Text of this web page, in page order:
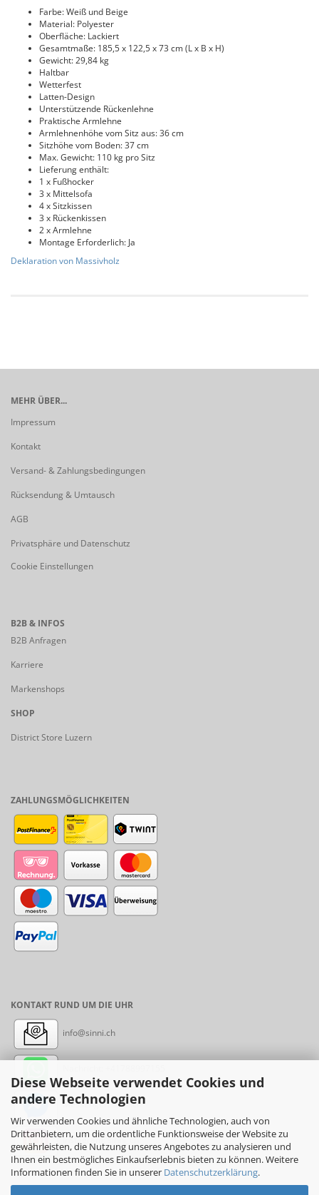
Diese Webseite verwendet Cookies und
andere Technologien
Wir verwenden Cookies und ähnliche Technologien, auch von
Drittanbietern, um die ordentliche Funktionsweise der Website zu
gewährleisten, die Nutzung unseres Angebotes zu analysieren und
Ihnen ein bestmögliches Einkaufserlebnis bieten zu können. Weitere
Informationen finden Sie in unserer Datenschutzerklärung.
Farbe: Weiß und Beige
Material: Polyester
Oberfläche: Lackiert
Gesamtmaße: 185,5 x 122,5 x 73 cm (L x B x H)
Gewicht: 29,84 kg
Haltbar
Wetterfest
Latten-Design
Unterstützende Rückenlehne
Praktische Armlehne
Armlehnenhöhe vom Sitz aus: 36 cm
Sitzhöhe vom Boden: 37 cm
Max. Gewicht: 110 kg pro Sitz
Lieferung enthält:
1 x Fußhocker
3 x Mittelsofa
4 x Sitzkissen
3 x Rückenkissen
2 x Armlehne
Montage Erforderlich: Ja
Deklaration von Massivholz
MEHR ÜBER...
Impressum
Kontakt
Versand- & Zahlungsbedingungen
Rücksendung & Umtausch
AGB
Privatsphäre und Datenschutz
Cookie Einstellungen
B2B & INFOS
B2B Anfragen
Karriere
Markenshops
SHOP
District Store Luzern
ZAHLUNGSMÖGLICHKEITEN
KONTAKT RUND UM DIE UHR
info@sinni.ch
Messenger: sinni.ch
Instagram: sinni_ch